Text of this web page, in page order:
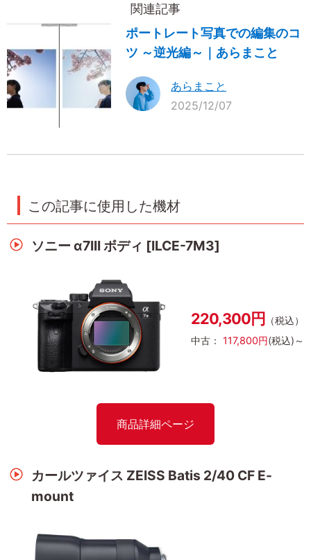
関連記事
ポートレート写真での編集のコ
ツ ～逆光編～｜あらまこと
あらまこと
2025/12/07
この記事に使用した機材
ソニー α7III ボディ [ILCE-7M3]
220,300円
（税込）
中古： 117,800円(税込)～
商品詳細ページ
カールツァイス ZEISS Batis 2/40 CF E-
mount